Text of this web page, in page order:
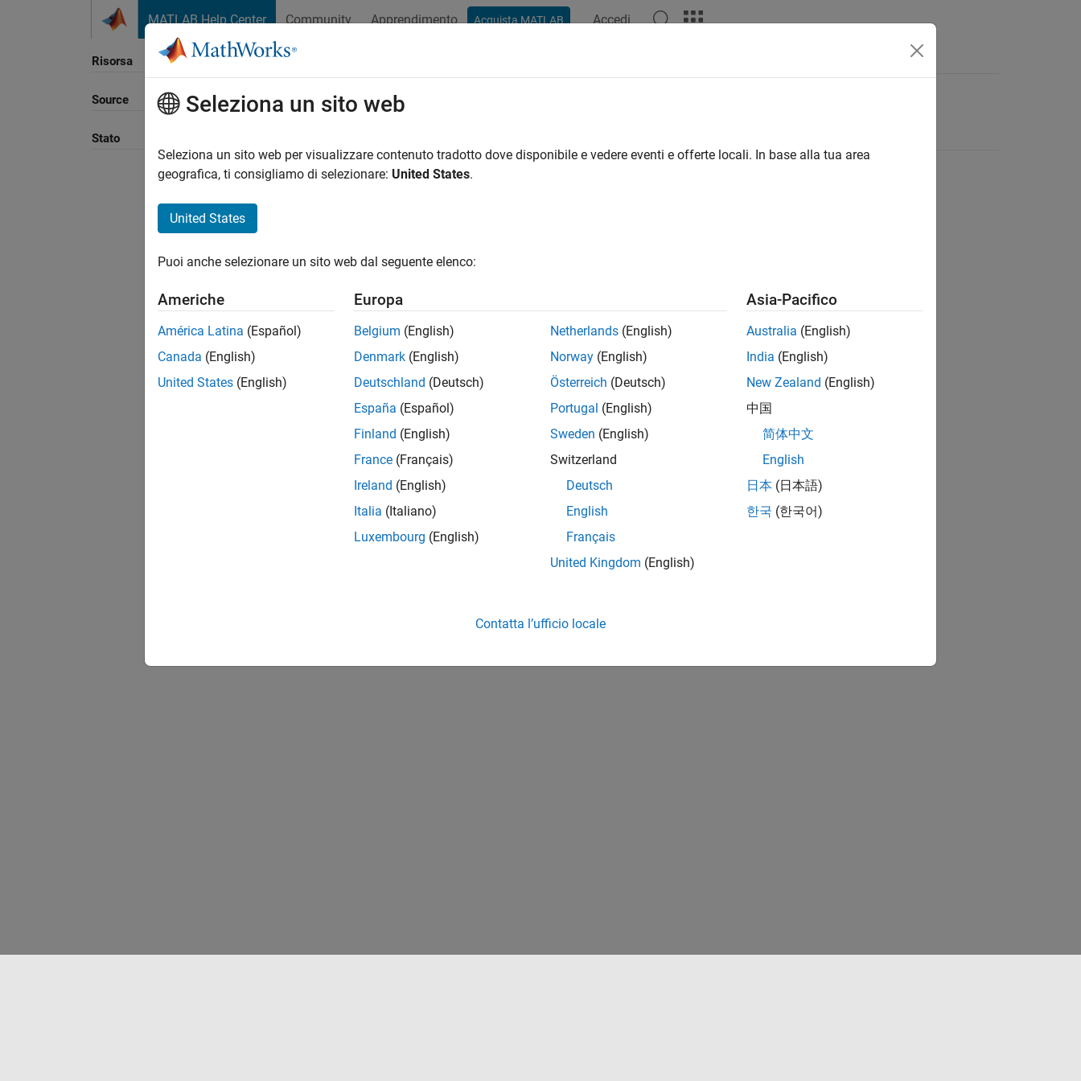
MATLAB Help Center Community Apprendimento Acquista MATLAB Accedi
Risorsa
Source
Stato
Ordina per
Seleziona un sito web
Seleziona un sito web per visualizzare contenuto tradotto dove disponibile e vedere eventi e offerte locali. In base alla tua area
geografica, ti consigliamo di selezionare: United States.
United States
Puoi anche selezionare un sito web dal seguente elenco:
Americhe
América Latina (Español)
Canada (English)
United States (English)
Europa
Belgium (English)
Denmark (English)
Deutschland (Deutsch)
España (Español)
Finland (English)
France (Français)
Ireland (English)
Italia (Italiano)
Luxembourg (English)
Netherlands (English)
Norway (English)
Österreich (Deutsch)
Portugal (English)
Sweden (English)
Switzerland
Deutsch
English
Français
United Kingdom (English)
Asia-Pacifico
Australia (English)
India (English)
New Zealand (English)
中国
简体中文
English
日本 (日本語)
한국 (한국어)
Contatta l’ufficio locale